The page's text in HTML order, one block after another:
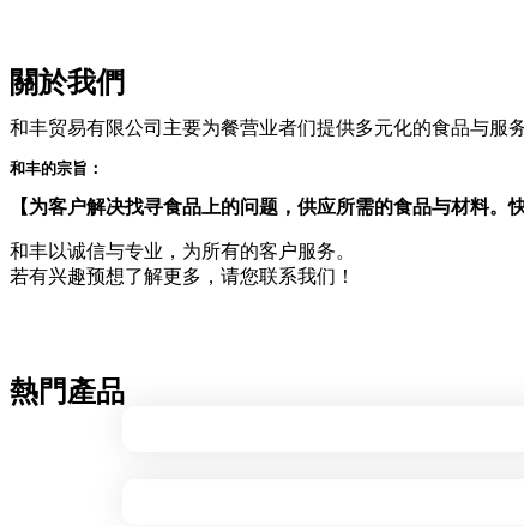
關於我們
和丰贸易有限公司主要为餐营业者们提供多元化的食品与服
和丰的宗旨：
【为客户解决找寻食品上的问题，供应所需的食品与材料。
和丰以诚信与专业，为所有的客户服务。
若有兴趣预想了解更多，请您联系我们！
熱門產品